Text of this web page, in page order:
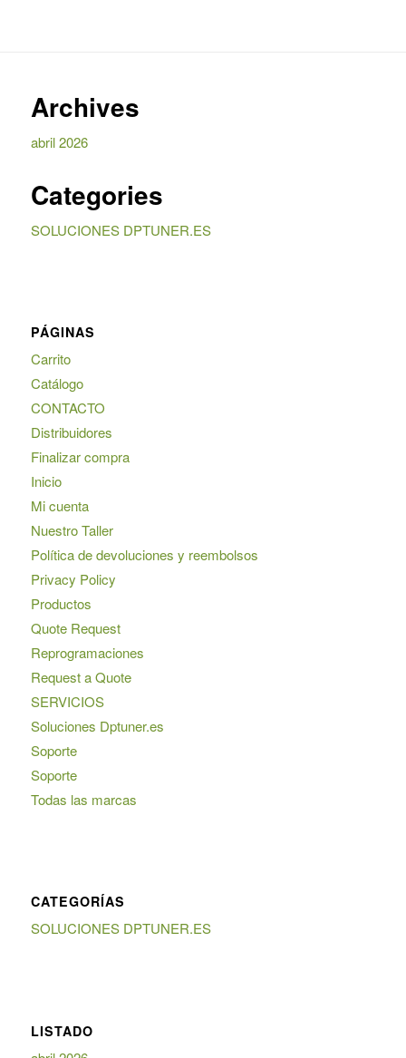
Archives
abril 2026
Categories
SOLUCIONES DPTUNER.ES
PÁGINAS
Carrito
Catálogo
CONTACTO
Distribuidores
Finalizar compra
Inicio
Mi cuenta
Nuestro Taller
Política de devoluciones y reembolsos
Privacy Policy
Productos
Quote Request
Reprogramaciones
Request a Quote
SERVICIOS
Soluciones Dptuner.es
Soporte
Soporte
Todas las marcas
CATEGORÍAS
SOLUCIONES DPTUNER.ES
LISTADO